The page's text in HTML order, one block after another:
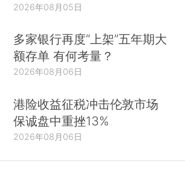
2026年08月05日
多家银行再度“上架”五年期大
额存单 有何考量？
2026年08月06日
港险收益征税冲击伦敦市场
保诚盘中重挫13%
2026年08月06日